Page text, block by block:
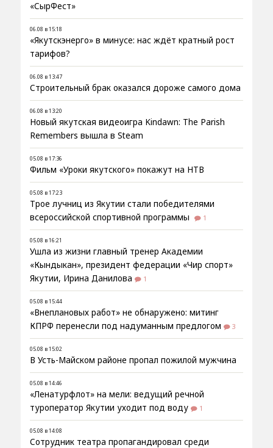
«СырФест»
06.08 в 15:18
«Якутскэнерго» в минусе: нас ждёт кратный рост
тарифов?
06.08 в 13:47
Строительный брак оказался дороже самого дома
06.08 в 13:20
Новый якутская видеоигра Kindawn: The Parish
Remembers вышла в Steam
05.08 в 17:36
Фильм «Уроки якутского» покажут на НТВ
05.08 в 17:23
Трое лучниц из Якутии стали победителями
всероссийской спортивной программы
1
05.08 в 16:21
Ушла из жизни главный тренер Академии
«Кындыкан», президент федерации «Чир спорт»
Якутии, Ирина Данилова
1
05.08 в 15:44
«Внеплановых работ» не обнаружено: митинг
КПРФ перенесли под надуманным предлогом
3
05.08 в 15:02
В Усть-Майском районе пропал пожилой мужчина
05.08 в 14:46
«Ленатурфлот» на мели: ведущий речной
туроператор Якутии уходит под воду
1
05.08 в 14:08
Сотрудник театра пропагандировал среди